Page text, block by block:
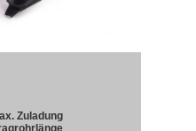
Zuladung